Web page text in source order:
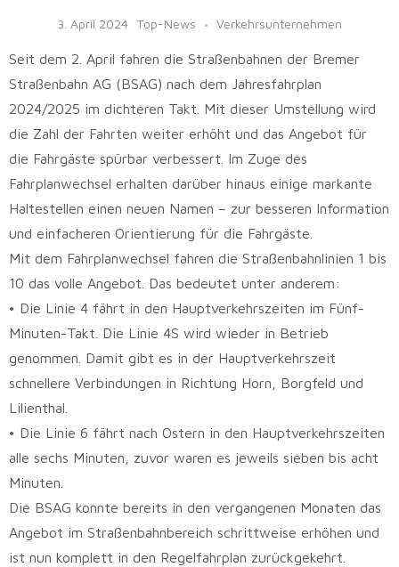
3. April 2024 Top-News Verkehrsunternehmen
Seit dem 2. April fahren die Straßenbahnen der Bremer
Straßenbahn AG (BSAG) nach dem Jahresfahrplan
2024/2025 im dichteren Takt. Mit dieser Umstellung wird
die Zahl der Fahrten weiter erhöht und das Angebot für
die Fahrgäste spürbar verbessert. Im Zuge des
Fahrplanwechsel erhalten darüber hinaus einige markante
Haltestellen einen neuen Namen – zur besseren Information
und einfacheren Orientierung für die Fahrgäste.
Mit dem Fahrplanwechsel fahren die Straßenbahnlinien 1 bis
10 das volle Angebot. Das bedeutet unter anderem:
• Die Linie 4 fährt in den Hauptverkehrszeiten im Fünf-
Minuten-Takt. Die Linie 4S wird wieder in Betrieb
genommen. Damit gibt es in der Hauptverkehrszeit
schnellere Verbindungen in Richtung Horn, Borgfeld und
Lilienthal.
• Die Linie 6 fährt nach Ostern in den Hauptverkehrszeiten
alle sechs Minuten, zuvor waren es jeweils sieben bis acht
Minuten.
Die BSAG konnte bereits in den vergangenen Monaten das
Angebot im Straßenbahnbereich schrittweise erhöhen und
ist nun komplett in den Regelfahrplan zurückgekehrt.